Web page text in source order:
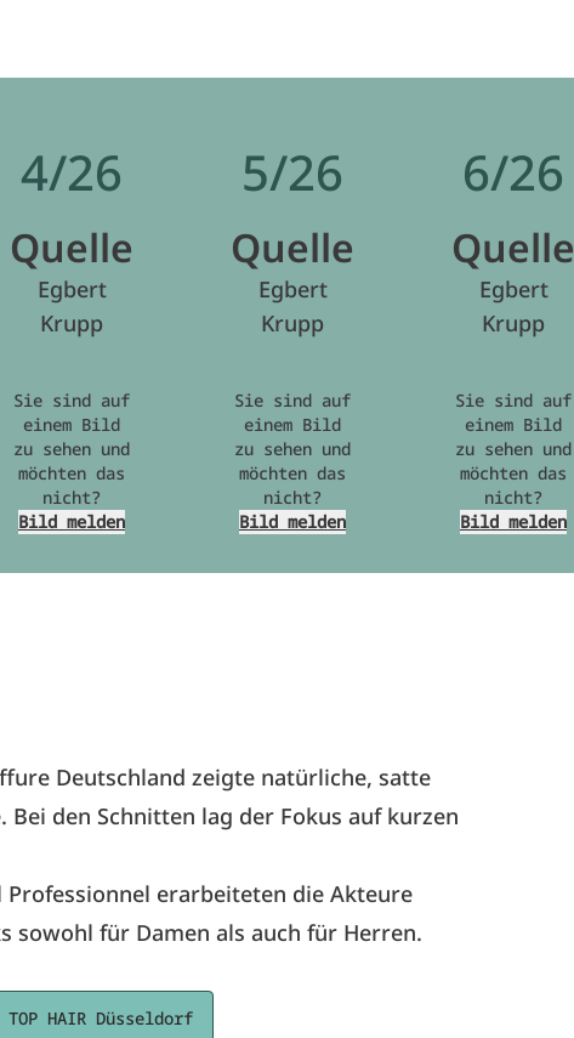
4/26
Quelle
Egbert
Krupp
Sie sind auf
einem Bild
zu sehen und
möchten das
nicht?
Bild melden
5/26
Quelle
Egbert
Krupp
Sie sind auf
einem Bild
zu sehen und
möchten das
nicht?
Bild melden
6/26
Quelle
Egbert
Krupp
Sie sind auf
einem Bild
zu sehen und
möchten das
nicht?
Bild melden
Deutschland zeigte natürliche, satte
Bei den Schnitten lag der Fokus auf kurzen
erarbeiteten die Akteure
sowohl für Damen als auch für Herren.
TOP HAIR Düsseldorf